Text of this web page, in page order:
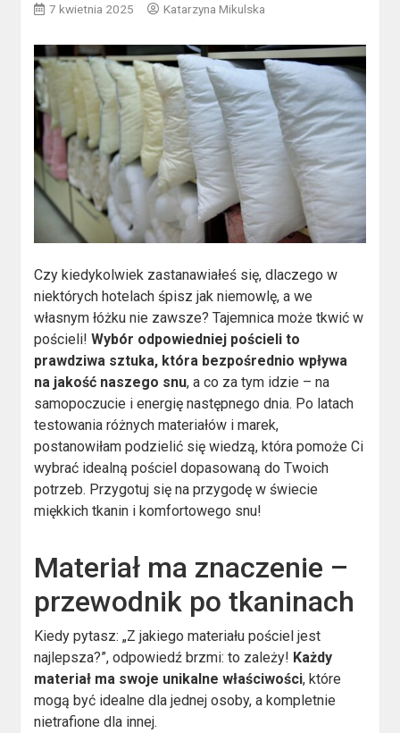
7 kwietnia 2025 Katarzyna Mikulska
Czy kiedykolwiek zastanawiałeś się, dlaczego w
niektórych hotelach śpisz jak niemowlę, a we
własnym łóżku nie zawsze? Tajemnica może tkwić w
pościeli!Wybór odpowiedniej pościeli to
prawdziwa sztuka, która bezpośrednio wpływa
na jakość naszego snu, a co za tym idzie – na
samopoczucie i energię następnego dnia. Po latach
testowania różnych materiałów i marek,
postanowiłam podzielić się wiedzą, która pomoże Ci
wybrać idealną pościel dopasowaną do Twoich
potrzeb. Przygotuj się na przygodę w świecie
miękkich tkanin i komfortowego snu!
Materiał ma znaczenie –
przewodnik po tkaninach
Kiedy pytasz: „Z jakiego materiału pościel jest
najlepsza?”, odpowiedź brzmi: to zależy! Każdy
materiał ma swoje unikalne właściwości, które
mogą być idealne dla jednej osoby, a kompletnie
nietrafione dla innej.